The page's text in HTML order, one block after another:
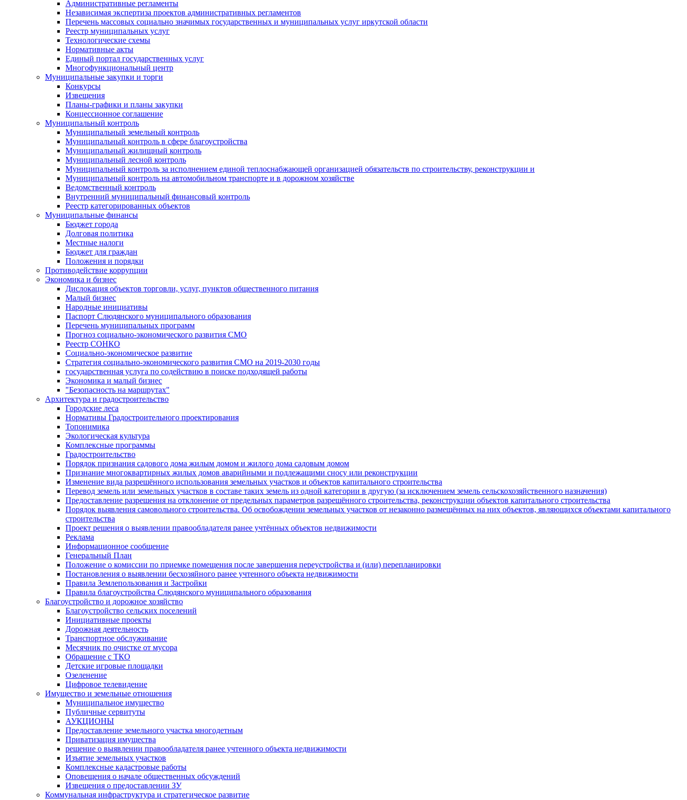
Административные регламенты
Независимая экспертиза проектов административных регламентов
Перечень массовых социально значимых государственных и муниципальных услуг иркутской области
Реестр муниципальных услуг
Технологические схемы
Нормативные акты
Единый портал государственных услуг
Многофункциональный центр
Муниципальные закупки и торги
Конкурсы
Извещения
Планы-графики и планы закупки
Концессионное соглашение
Муниципальный контроль
Муниципальный земельный контроль
Муниципальный контроль в сфере благоустройства
Муниципальный жилищный контроль
Муниципальный лесной контроль
Муниципальный контроль за исполнением единой теплоснабжающей организацией обязательств по строительству, реконструкции и
Муниципальный контроль на автомобильном транспорте и в дорожном хозяйстве
Ведомственный контроль
Внутренний муниципальный финансовый контроль
Реестр категорированных объектов
Муниципальные финансы
Бюджет города
Долговая политика
Местные налоги
Бюджет для граждан
Положения и порядки
Противодействие коррупции
Экономика и бизнес
Дислокация объектов торговли, услуг, пунктов общественного питания
Малый бизнес
Народные инициативы
Паспорт Слюдянского муниципального образования
Перечень муниципальных программ
Прогноз социально-экономического развития СМО
Реестр СОНКО
Социально-экономическое развитие
Стратегия социально-экономического развития СМО на 2019-2030 годы
государственная услуга по содействию в поиске подходящей работы
Экономика и малый бизнес
"Безопасность на маршрутах"
Архитектура и градостроительство
Городские леса
Нормативы Градостроительного проектирования
Топонимика
Экологическая культура
Комплексные программы
Градостроительство
Порядок признания садового дома жилым домом и жилого дома садовым домом
Признание многоквартирных жилых домов аварийными и подлежащими сносу или реконструкции
Изменение вида разрешённого использования земельных участков и объектов капитального строительства
Перевод земель или земельных участков в составе таких земель из одной категории в другую (за исключением земель сельскохозяйственного назначения)
Предоставление разрешения на отклонение от предельных параметров разрешённого строительства, реконструкции объектов капитального строительства
Порядок выявления самовольного строительства. Об освобождении земельных участков от незаконно размещённых на них объектов, являющихся объектами капитального
строительства
Проект решения о выявлении правообладателя ранее учтённых объектов недвижимости
Реклама
Информационное сообщение
Генеральный План
Положение о комиссии по приемке помещения после завершения переустройства и (или) перепланировки
Постановления о выявлении бесхозяйного ранее учтенного объекта недвижимости
Правила Землепользования и Застройки
Правила благоустройства Слюдянского муниципального образования
Благоустройство и дорожное хозяйство
Благоустройство сельских поселений
Инициативные проекты
Дорожная деятельность
Транспортное обслуживание
Месячник по очистке от мусора
Обращение с ТКО
Детские игровые площадки
Озеленение
Цифровое телевидение
Имущество и земельные отношения
Муниципальное имущество
Публичные сервитуты
АУКЦИОНЫ
Предоставление земельного участка многодетным
Приватизация имущества
решение о выявлении правообладателя ранее учтенного объекта недвижимости
Изъятие земельных участков
Комплексные кадастровые работы
Оповещения о начале общественных обсуждений
Извещения о предоставлении ЗУ
Коммунальная инфраструктура и стратегическое развитие